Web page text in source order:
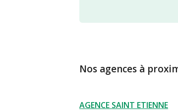
Nos agences à
AGENCE SAINT ETIENNE